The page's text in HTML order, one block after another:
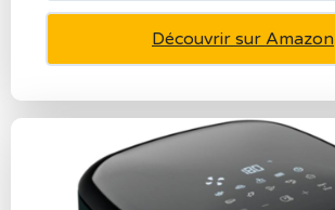
Découvrir sur Amazon